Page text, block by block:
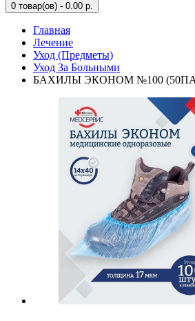
0 товар(ов) - 0.00 р.
Главная
Лечение
Уход (Предметы)
Уход За Больными
БАХИЛЫ ЭКОНОМ №100